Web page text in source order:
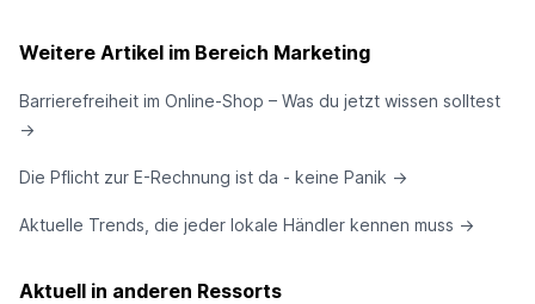
Weitere Artikel im Bereich Marketing
Barrierefreiheit im Online-Shop – Was du jetzt wissen solltest
→
Die Pflicht zur E-Rechnung ist da - keine Panik →
Aktuelle Trends, die jeder lokale Händler kennen muss →
Aktuell in anderen Ressorts